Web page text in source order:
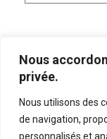
Nous
privée.
Nous utilisons des
de navigation,
personnalisés et
Mentions légales